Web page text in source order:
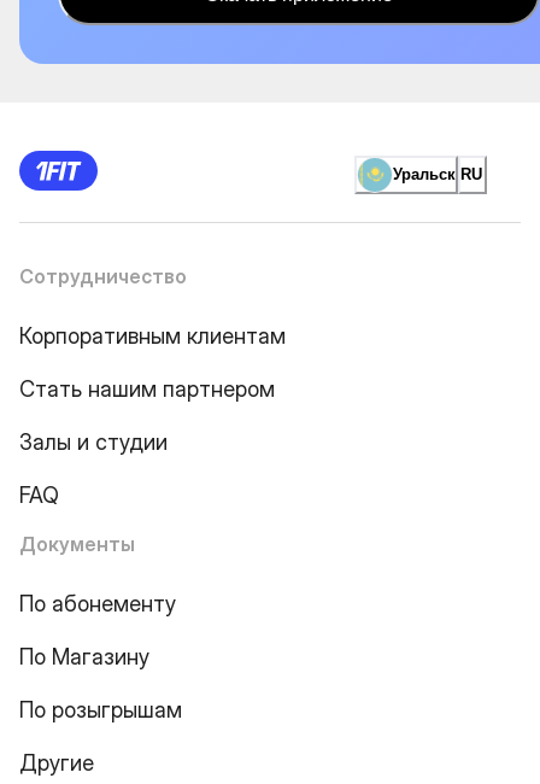
Уральск RU
Сотрудничество
Корпоративным клиентам
Стать нашим партнером
Залы и студии
FAQ
Документы
По абонементу
По Магазину
По розыгрышам
Другие